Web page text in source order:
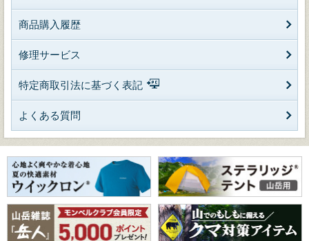
商品購入履歴
修理サービス
特定商取引法に基づく表記
よくある質問